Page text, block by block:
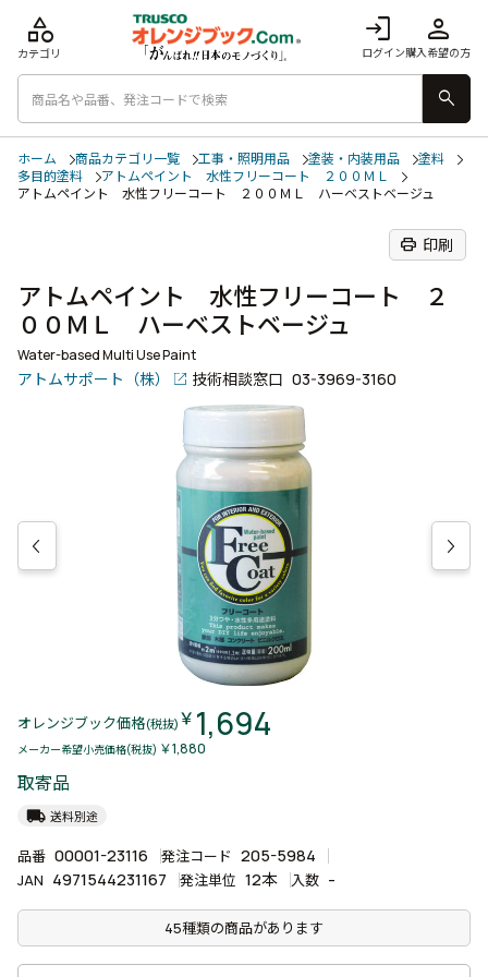
login
ログイン
person
購入希望の方
category
カテゴリ
search
ホーム 商品カテゴリ一覧 工事・照明用品 塗装・内装用品
塗料
多目的塗料
アトムペイント 水性フリーコート ２００ＭＬ
アトムペイント 水性フリーコート ２００ＭＬ ハーベストベージュ
print 印刷
アトムペイント 水性フリーコート ２
００ＭＬ ハーベストベージュ
Water-based Multi Use Paint
アトムサポート（株） 技術相談窓口 03-3969-3160
オレンジブック価格(税抜) ￥ 1,694
メーカー希望小売価格(税抜) ￥1,880
取寄品
local_shipping 送料別途
品番 00001-23116 発注コード 205-5984
JAN 4971544231167 発注単位 12本 入数 -
45種類の商品があります